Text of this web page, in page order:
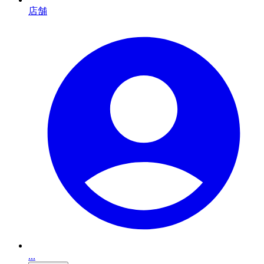
店舗
...